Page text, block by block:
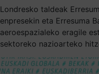
Londresko taldeak
enpresekin eta Erresuma
aeroespazialeko eragile
sektoreko nazioarteko